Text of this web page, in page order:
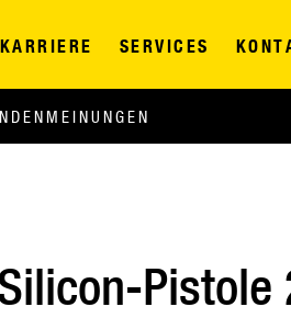
KARRIERE SERVICES
Pistole